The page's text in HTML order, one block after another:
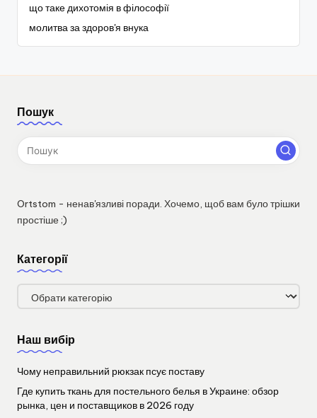
що таке дихотомія в філософії
молитва за здоров'я внука
Пошук
Ortstom - ненав'язливі поради. Хочемо, щоб вам було трішки
простіше ;)
Категорії
Категорії
Наш вибір
Чому неправильний рюкзак псує поставу
Где купить ткань для постельного белья в Украине: обзор
рынка, цен и поставщиков в 2026 году